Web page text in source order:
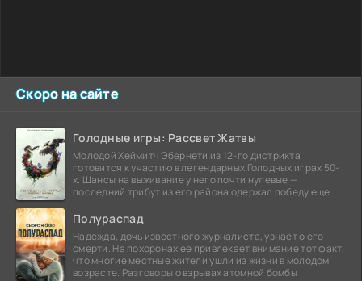
Скоро на сайте
Голодные игры: Рассвет Жатвы
Молодой Хеймитч Эбернети из 12-го дистрикта
готовится к участию в легендарных Голодных играх 50-
х. Шансы на выживание у него почти нулевые —
последний трибут из его района одержал победу еще
Полураспад
Надежда, дочь известного журналиста, узнаёт о его
смерти. На похоронах её привлекает внимание тот факт,
что многие местные жители ушли из жизни в молодом
возрасте. Разговоры о взрывах атомной бомбы